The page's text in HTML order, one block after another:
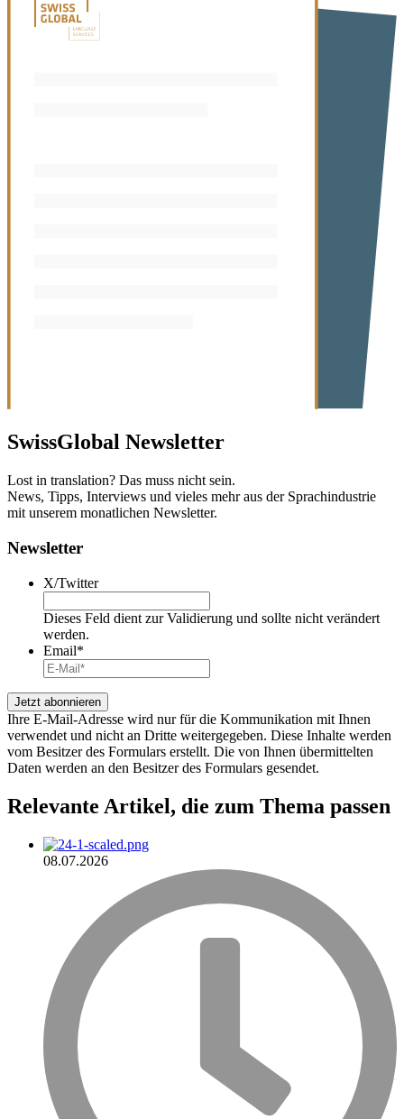
SwissGlobal Newsletter
Lost in translation? Das muss nicht sein.
News, Tipps, Interviews und vieles mehr aus der Sprachindustrie
mit unserem monatlichen Newsletter.
Newsletter
X/Twitter
Dieses Feld dient zur Validierung und sollte nicht verändert
werden.
Email*
Ihre E-Mail-Adresse wird nur für die Kommunikation mit Ihnen
verwendet und nicht an Dritte weitergegeben. Diese Inhalte werden
vom Besitzer des Formulars erstellt. Die von Ihnen übermittelten
Daten werden an den Besitzer des Formulars gesendet.
Relevante Artikel, die zum Thema passen
08.07.2026